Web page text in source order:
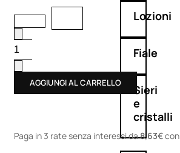
Lozioni
Fiale
Sieri
e
cristalli
AGGIUNGI AL CARRELLO
Paga in 3 rate senza interessida8,63€con